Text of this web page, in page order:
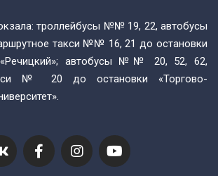
троллейбусы №№ 19, 22, автобусы
такси №№ 16, 21 до остановки
автобусы №№ 20, 52, 62,
№ 20 до остановки «Торгово-